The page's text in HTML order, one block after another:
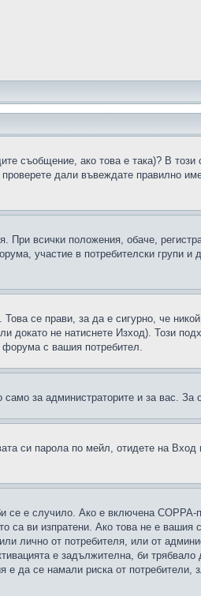
съобщение, ако това е така)? В
дали въвеждате правилно
При всички положения, обаче,
участие в потребителски групи и
Това се прави, за да е сигурно, че
докато не натиснете Изход). Този
форума с вашия потребител.
за администраторите и за вас. За
си парола по мейл, отидете на Вход
е случило. Ако е включена COPPA-
са ви изпратени. Ако това не е вашия
лично от потребителя, или от
е задължителна, би
е да се намали риска от